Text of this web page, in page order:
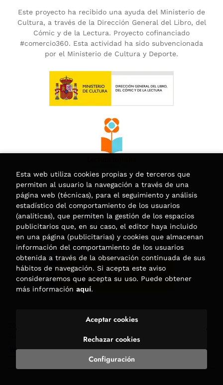
Este proyecto ha recibido una ayuda del Ministerio de
Cultura, a través de la Dirección General del Libro, del
Cómic y de la Lectura. Proyecto cofinanciado
#comercio360. Esta actividad ha sido subvencionada
por el Ministerio de Cultura y Deporte.
. Todos los Derechos Reservados |
Esta web utiliza cookies propias y de terceros que
permiten al usuario la navegación a través de una
página web (técnicas), para el seguimiento y análisis
estadístico del comportamiento de los usuarios
(analíticas), que permiten la gestión de los espacios
publicitarios que, en su caso, el editor haya incluido
en una página (publicitarias) y cookies que almacenan
información del comportamiento de los usuarios
obtenida a través de la observación continuada de sus
hábitos de navegación. Si acepta este aviso
consideraremos que acepta su uso. Puede obtener
más información aquí.
Configuración
Rechazar cookies
Aceptar cookies